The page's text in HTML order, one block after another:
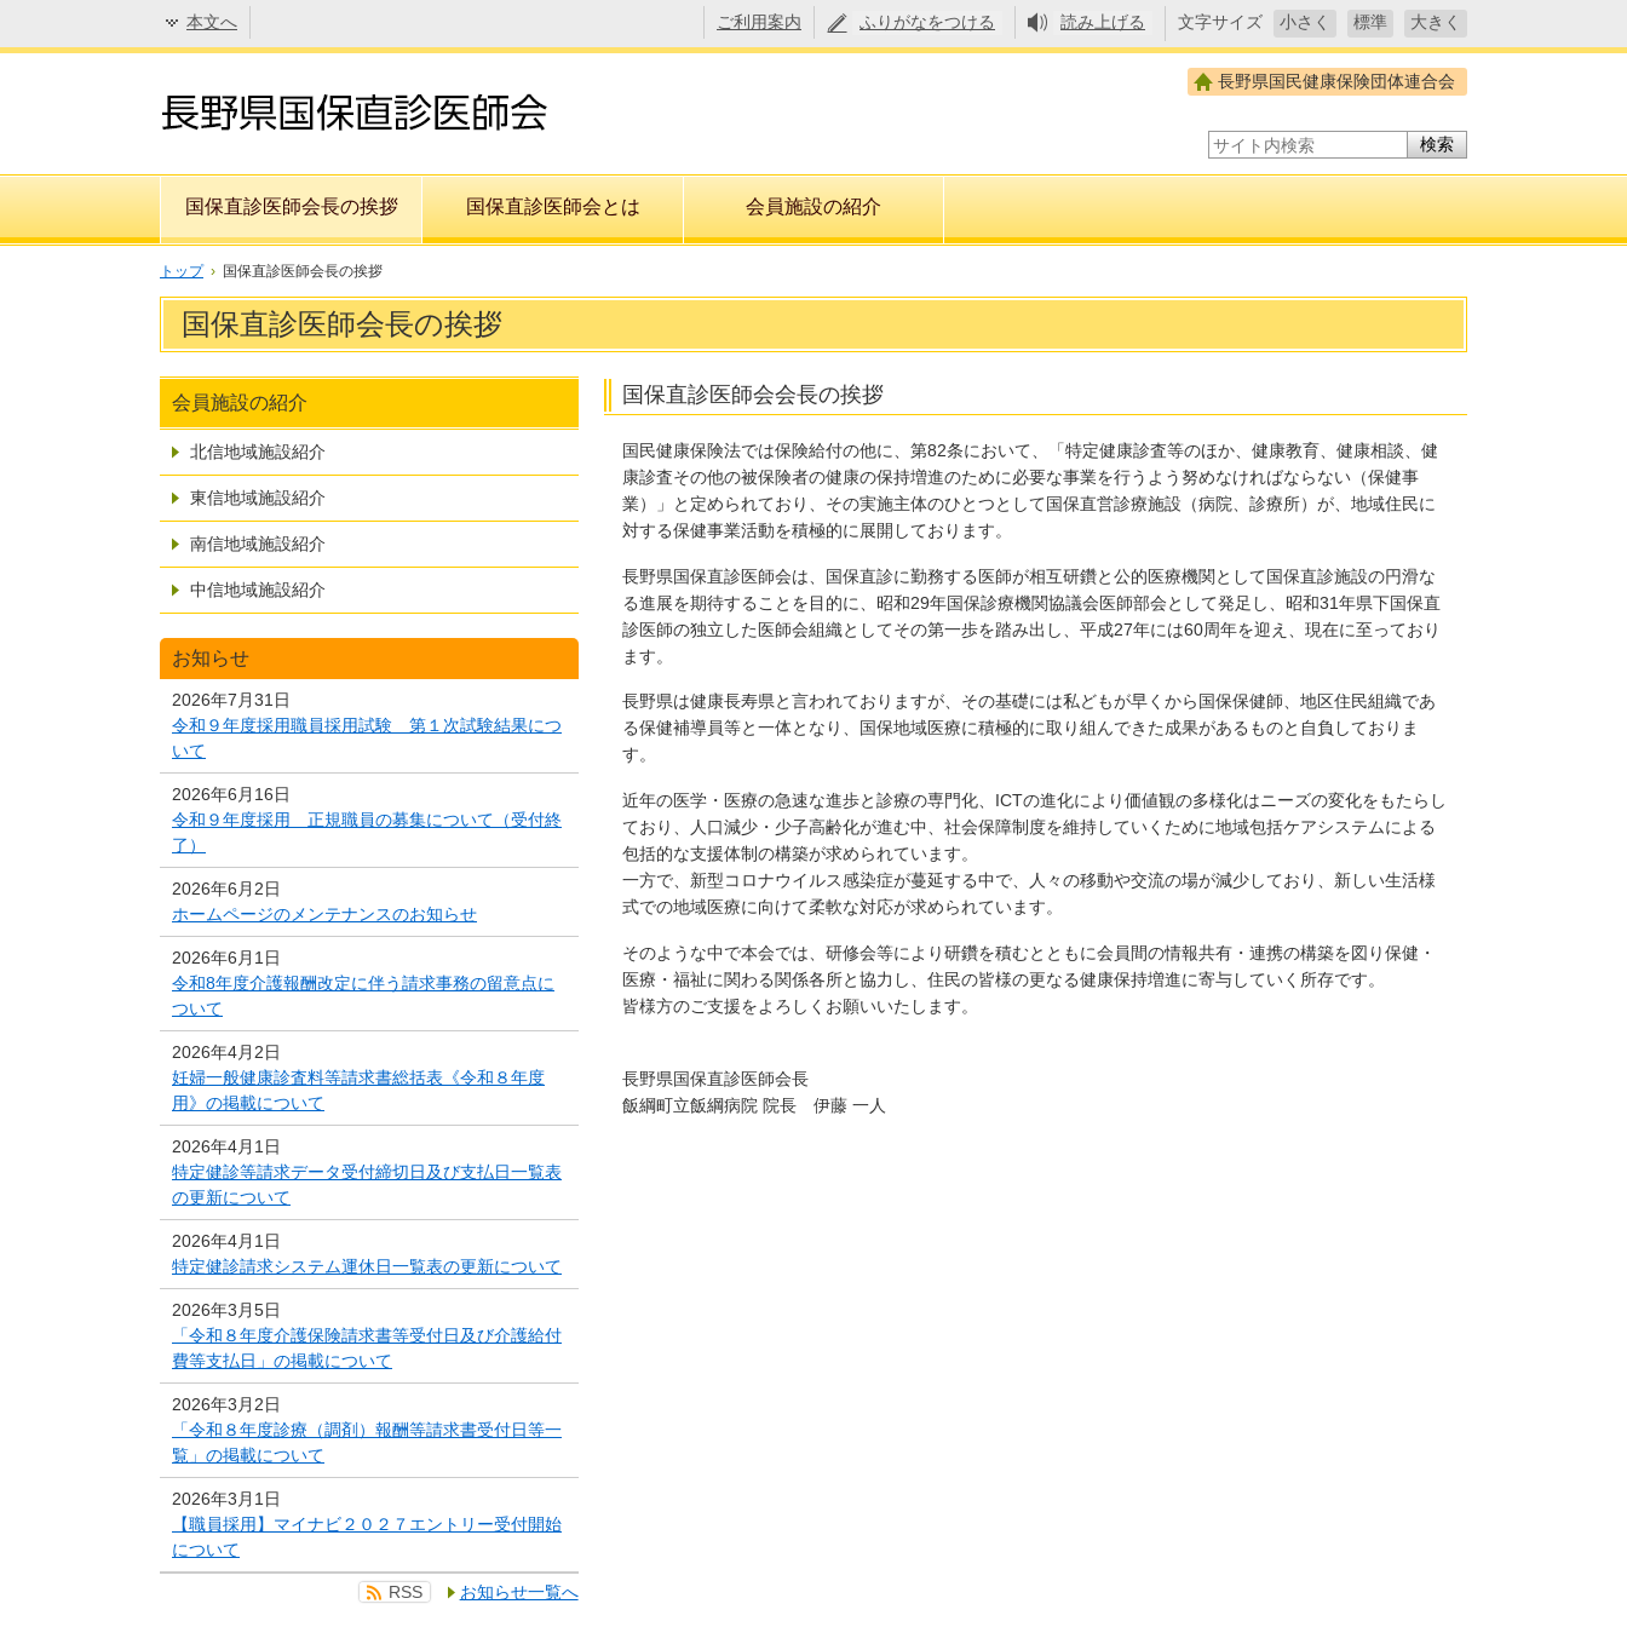
本文へ ご利用案内 ふりがなをつける 読み上げる 文字サイズ 小さく 標準 大きく
長野県国民健康保険団体連合会
サイト内検索
国保直診医師会長の挨拶 国保直診医師会とは 会員施設の紹介
トップ › 国保直診医師会長の挨拶
国保直診医師会長の挨拶
国保直診医師会会長の挨拶
国民健康保険法では保険給付の他に、第82条において、「特定健康診査等のほか、健康教育、健康相談、健
康診査その他の被保険者の健康の保持増進のために必要な事業を行うよう努めなければならない（保健事
業）」と定められており、その実施主体のひとつとして国保直営診療施設（病院、診療所）が、地域住民に
対する保健事業活動を積極的に展開しております。
長野県国保直診医師会は、国保直診に勤務する医師が相互研鑽と公的医療機関として国保直診施設の円滑な
る進展を期待することを目的に、昭和29年国保診療機関協議会医師部会として発足し、昭和31年県下国保直
診医師の独立した医師会組織としてその第一歩を踏み出し、平成27年には60周年を迎え、現在に至っており
ます。
長野県は健康長寿県と言われておりますが、その基礎には私どもが早くから国保保健師、地区住民組織であ
る保健補導員等と一体となり、国保地域医療に積極的に取り組んできた成果があるものと自負しておりま
す。
近年の医学・医療の急速な進歩と診療の専門化、ICTの進化により価値観の多様化はニーズの変化をもたらし
ており、人口減少・少子高齢化が進む中、社会保障制度を維持していくために地域包括ケアシステムによる
包括的な支援体制の構築が求められています。
一方で、新型コロナウイルス感染症が蔓延する中で、人々の移動や交流の場が減少しており、新しい生活様
式での地域医療に向けて柔軟な対応が求められています。
そのような中で本会では、研修会等により研鑽を積むとともに会員間の情報共有・連携の構築を図り保健・
医療・福祉に関わる関係各所と協力し、住民の皆様の更なる健康保持増進に寄与していく所存です。
皆様方のご支援をよろしくお願いいたします。
長野県国保直診医師会長
飯綱町立飯綱病院 院長 伊藤 一人
会員施設の紹介
北信地域施設紹介
東信地域施設紹介
南信地域施設紹介
中信地域施設紹介
お知らせ
2026年7月31日
令和９年度採用職員採用試験 第１次試験結果につ
いて
2026年6月16日
令和９年度採用 正規職員の募集について（受付終
了）
2026年6月2日
ホームページのメンテナンスのお知らせ
2026年6月1日
令和8年度介護報酬改定に伴う請求事務の留意点に
ついて
2026年4月2日
妊婦一般健康診査料等請求書総括表《令和８年度
用》の掲載について
2026年4月1日
特定健診等請求データ受付締切日及び支払日一覧表
の更新について
2026年4月1日
特定健診請求システム運休日一覧表の更新について
2026年3月5日
「令和８年度介護保険請求書等受付日及び介護給付
費等支払日」の掲載について
2026年3月2日
「令和８年度診療（調剤）報酬等請求書受付日等一
覧」の掲載について
2026年3月1日
【職員採用】マイナビ２０２７エントリー受付開始
について
RSS お知らせ一覧へ